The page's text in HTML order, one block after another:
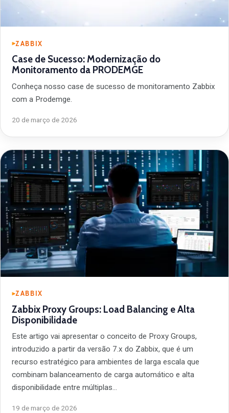
ZABBIX
Case de Sucesso: Modernização do
Monitoramento da PRODEMGE
Conheça nosso case de sucesso de monitoramento Zabbix
com a Prodemge.
20 de março de 2026
ZABBIX
Zabbix Proxy Groups: Load Balancing e Alta
Disponibilidade
Este artigo vai apresentar o conceito de Proxy Groups,
introduzido a partir da versão 7.x do Zabbix, que é um
recurso estratégico para ambientes de larga escala que
combinam balanceamento de carga automático e alta
disponibilidade entre múltiplas…
19 de março de 2026